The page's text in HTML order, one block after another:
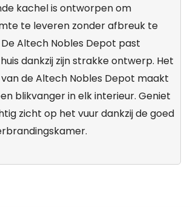
kachel is ontworpen om
te leveren zonder afbreuk te
Altech Nobles Depot past
dankzij zijn strakke ontwerp. Het
de Altech Nobles Depot maakt
blikvanger in elk interieur. Geniet
zicht op het vuur dankzij de goed